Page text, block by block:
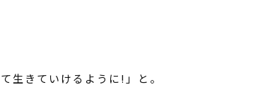
生きていけるように!」と。